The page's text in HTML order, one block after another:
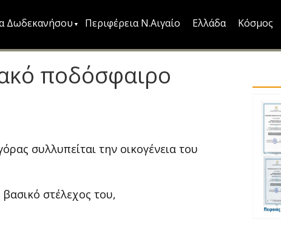
Δωδεκανήσου Περιφέρεια Ν.Αιγαίο Ελλάδα Κόσμος
ποδόσφαιρο
συλλυπείται την οικογένεια του
στέλεχος του,